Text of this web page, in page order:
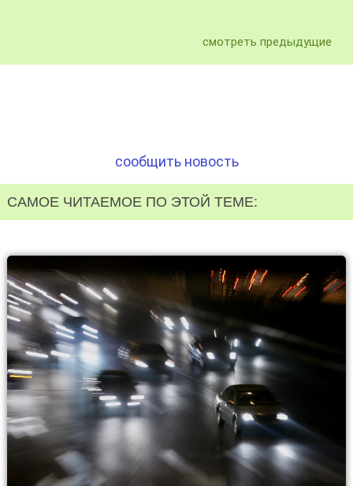
смотреть предыдущие
сообщить новость
САМОЕ ЧИТАЕМОЕ ПО ЭТОЙ ТЕМЕ: